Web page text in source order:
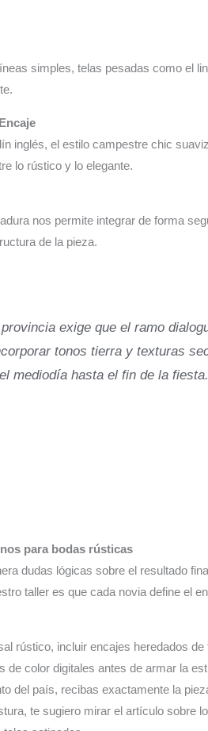
simples, telas pesadas como el
inglés, el estilo campestre chic
lo rústico y lo elegante.
nos permite integrar de forma
de la pieza.
exige que el ramo
tonos tierra y texturas
mediodía hasta el fin de la
para bodas rústicas
dudas lógicas sobre el resultado
taller es que cada novia define el
rústico, incluir encajes heredados
color digitales antes de armar la
del país, recibas exactamente la
te sugiero mirar el artículo sobre